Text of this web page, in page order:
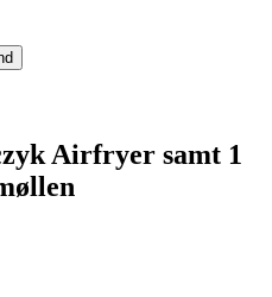
Airfryer samt 1